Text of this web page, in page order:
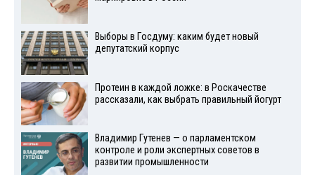
Выборы в Госдуму: каким будет новый
депутатский корпус
Протеин в каждой ложке: в Роскачестве
рассказали, как выбрать правильный йогурт
Владимир Гутенев — о парламентском
контроле и роли экспертных советов в
развитии промышленности